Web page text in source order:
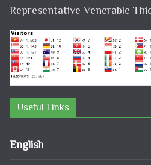
Representative Venerable
Useful Links
English